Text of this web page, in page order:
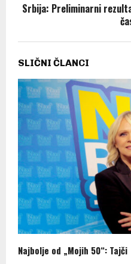
Srbija: Preliminarni
SLIČNI ČLANCI
Najbolje od „Mojih 50“: Tajči